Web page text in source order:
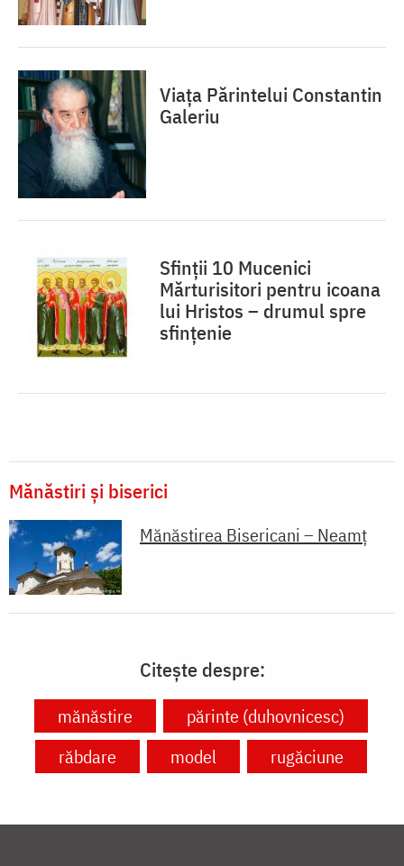
Viața Părintelui Constantin
Galeriu
Sfinții 10 Mucenici
Mărturisitori pentru icoana
lui Hristos – drumul spre
sfințenie
Mănăstiri și biserici
Mănăstirea Bisericani – Neamț
Citește despre:
mănăstire
părinte (duhovnicesc)
răbdare
model rugăciune